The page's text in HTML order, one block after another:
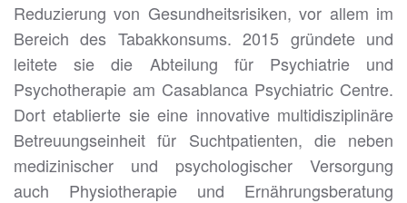
Reduzierung von Gesundheitsrisiken, vor allem im
Bereich des Tabakkonsums. 2015 gründete und
leitete sie die Abteilung für Psychiatrie und
Psychotherapie am Casablanca Psychiatric Centre.
Dort etablierte sie eine innovative multidisziplinäre
Betreuungseinheit für Suchtpatienten, die neben
medizinischer und psychologischer Versorgung
auch Physiotherapie und Ernährungsberatung